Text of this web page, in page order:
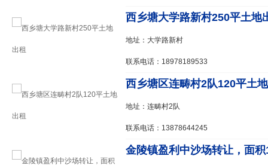
西乡塘大学路新村250平土地
地址：大学路新村
联系电话：18978189533
西乡塘区连畴村2队120平土
地址：连畴村2队
联系电话：13878644245
金陵镇盈利中沙场转让，面积